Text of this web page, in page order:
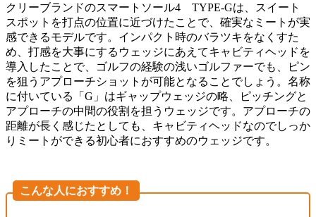
クリーブランドのスマートソール4 TYPE-Gは、スイート
スポットを打点の位置に近づけたことで、確実なミートが実
感できるモデルです。インパクト時のバラツキをなくすた
め、打感を大事にするウェッジにあえてキャビティヘッドを
導入したことで、ゴルフの経験の浅いゴルファーでも、ピン
を狙うアプローチショットが可能となることでしょう。名称
に付いている「G」はギャップウェッジの略、ピッチングと
アプローチの中間の役割を担うウェッジです。アプローチの
距離が長く感じたとしても、キャビティヘッドなのでしっか
りミートができる初心者におすすめのウェッジです。
こんな人におすすめ！